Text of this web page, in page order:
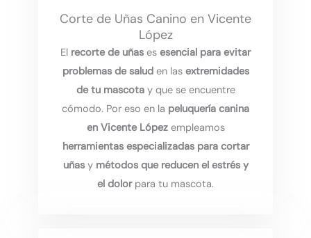
Corte de Uñas Canino en Vicente
López
El recorte de uñas es esencial para evitar
problemas de saluden las extremidades
de tu mascotay que se encuentre
cómodo. Por eso en la peluquería canina
en Vicente Lópezempleamos
herramientas especializadas para cortar
uñasy métodos que reducen el estrés y
el dolorpara tu mascota.